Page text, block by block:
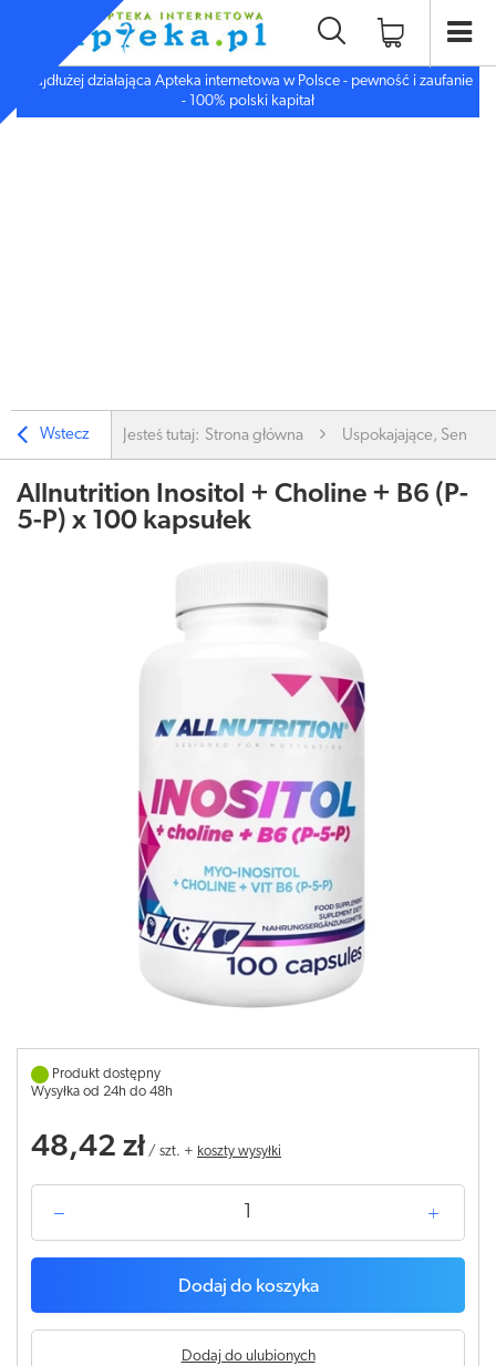
Najdłużej działająca Apteka internetowa w Polsce - pewność i zaufanie
- 100% polski kapitał
Wstecz Jesteś tutaj: Strona główna Uspokajające, Sen,
Allnutrition Inositol + Choline + B6 (P-
5-P) x 100 kapsułek
Produkt dostępny
Wysyłka od 24h do 48h
48,42 zł / szt. + koszty wysyłki
Dodaj do koszyka
Dodaj do ulubionych